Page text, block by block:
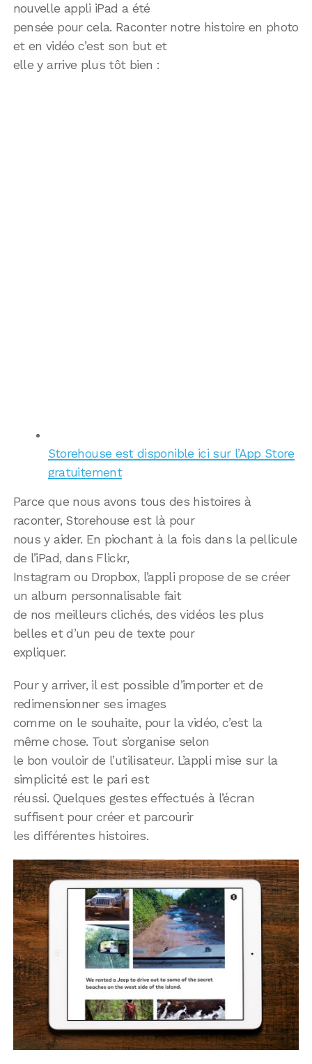
nouvelle appli iPad a été
pensée pour cela. Raconter notre histoire en photo
et en vidéo c’est son but et
elle y arrive plus tôt bien :
Storehouse est disponible ici sur l’App Store
gratuitement
Parce que nous avons tous des histoires à
raconter, Storehouse est là pour
nous y aider. En piochant à la fois dans la pellicule
de l’iPad, dans Flickr,
Instagram ou Dropbox, l’appli propose de se créer
un album personnalisable fait
de nos meilleurs clichés, des vidéos les plus
belles et d’un peu de texte pour
expliquer.
Pour y arriver, il est possible d’importer et de
redimensionner ses images
comme on le souhaite, pour la vidéo, c’est la
même chose. Tout s’organise selon
le bon vouloir de l’utilisateur. L’appli mise sur la
simplicité est le pari est
réussi. Quelques gestes effectués à l’écran
suffisent pour créer et parcourir
les différentes histoires.